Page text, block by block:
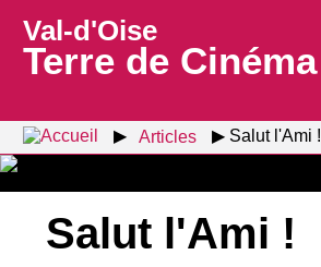
Val-d'Oise
Terre de Cinéma
Articles Salut l'Ami !
Salut l'Ami !